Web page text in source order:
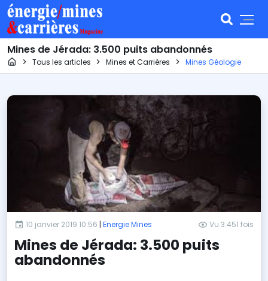
Mines de Jérada: 3.500 puits abandonnés
Page d'accueil
Tous les articles Mines et Carrières Mines Géologie
10 janvier 2019 10:56 | Energie Mines Vu 3 451 fois
Mines de Jérada: 3.500 puits
abandonnés